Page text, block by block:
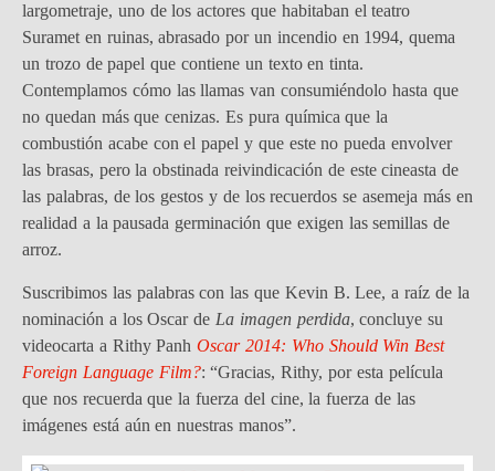
largometraje, uno de los actores que habitaban el teatro
Suramet en ruinas, abrasado por un incendio en 1994, quema
un trozo de papel que contiene un texto en tinta.
Contemplamos cómo las llamas van consumiéndolo hasta que
no quedan más que cenizas. Es pura química que la
combustión acabe con el papel y que este no pueda envolver
las brasas, pero la obstinada reivindicación de este cineasta de
las palabras, de los gestos y de los recuerdos se asemeja más en
realidad a la pausada germinación que exigen las semillas de
arroz.
Suscribimos las palabras con las que Kevin B. Lee, a raíz de la
nominación a los Oscar de La imagen perdida, concluye su
videocarta a Rithy PanhOscar 2014: Who Should Win Best
Foreign Language Film?: “Gracias, Rithy, por esta película
que nos recuerda que la fuerza del cine, la fuerza de las
imágenes está aún en nuestras manos”.